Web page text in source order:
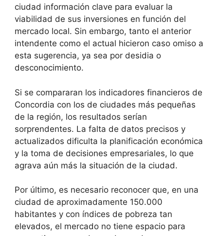
ciudad información clave para evaluar la
viabilidad de sus inversiones en función del
mercado local. Sin embargo, tanto el anterior
intendente como el actual hicieron caso omiso a
esta sugerencia, ya sea por desidia o
desconocimiento.
Si se compararan los indicadores financieros de
Concordia con los de ciudades más pequeñas
de la región, los resultados serían
sorprendentes. La falta de datos precisos y
actualizados dificulta la planificación económica
y la toma de decisiones empresariales, lo que
agrava aún más la situación de la ciudad.
Por último, es necesario reconocer que, en una
ciudad de aproximadamente 150.000
habitantes y con índices de pobreza tan
elevados, el mercado no tiene espacio para